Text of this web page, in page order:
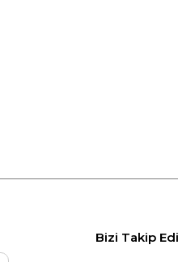
Bizi Takip